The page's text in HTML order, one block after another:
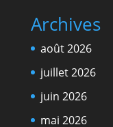
Archives
août 2026
juillet 2026
juin 2026
mai 2026